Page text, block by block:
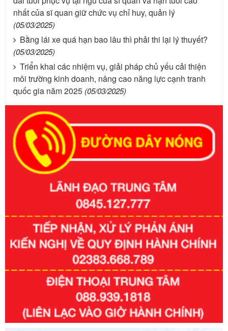
nhất của sĩ quan giữ chức vụ chỉ huy, quản lý
(05/03/2025)
Bằng lái xe quá hạn bao lâu thì phải thi lại lý thuyết?
(05/03/2025)
Triển khai các nhiệm vụ, giải pháp chủ yếu cải thiện
môi trường kinh doanh, nâng cao năng lực cạnh tranh
quốc gia năm 2025 (05/03/2025)
351/2025/NĐ-CP
Tên: Nghị định số 351/2025/NĐ-CP của Chính phủ: Quy
định chuẩn nghèo đa chiều quốc gia giai đoạn 2026 - 2030